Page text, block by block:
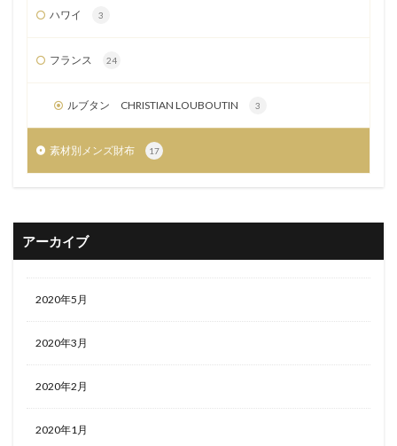
ハワイ 3
フランス 24
ルブタン CHRISTIAN LOUBOUTIN 3
素材別メンズ財布 17
アーカイブ
2020年5月
2020年3月
2020年2月
2020年1月